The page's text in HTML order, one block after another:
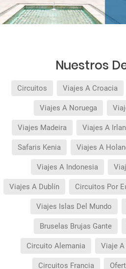
Nuestros
Circuitos Viajes A Croacia
Viajes A Noruega
Viajes Madeira Viajes A
Safaris Kenia Viajes A
Viajes A Indonesia
Viajes A Dublín Circuitos Por
Viajes Islas Del Mundo
Bruselas Brujas Gante
Circuito Alemania Viaje A
Circuitos Francia